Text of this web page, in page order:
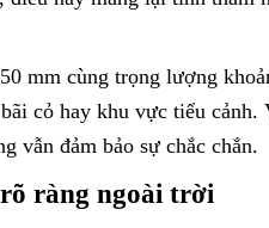
mm cùng trọng lượng
cỏ hay khu vực tiểu
vẫn đảm bảo sự chắc chắn.
ràng ngoài trời